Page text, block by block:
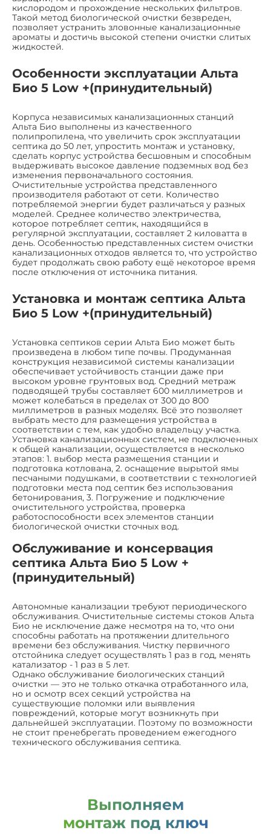
кислородом и прохождение нескольких фильтров.
Такой метод биологической очистки безвреден,
позволяет устранить зловонные канализационные
ароматы и достичь высокой степени очистки слитых
жидкостей.
Особенности эксплуатации Альта
Био 5 Low +(принудительный)
Корпуса независимых канализационных станций
Альта Био выполнены из качественного
полипропилена, что увеличить срок эксплуатации
септика до 50 лет, упростить монтаж и установку,
сделать корпус устройства бесшовным и способным
выдерживать высокое давление подземных вод без
изменения первоначального состояния.
Очистительные устройства представленного
производителя работают от сети. Количество
потребляемой энергии будет различаться у разных
моделей. Среднее количество электричества,
которое потребляет септик, находящийся в
регулярной эксплуатации, составляет 2 киловатта в
день. Особенностью представленных систем очистки
канализационных отходов является то, что устройство
будет продолжать свою работу ещё некоторое время
после отключения от источника питания.
Установка и монтаж септика Альта
Био 5 Low +(принудительный)
Установка септиков серии Альта Био может быть
произведена в любом типе почвы. Продуманная
конструкция независимой системы канализации
обеспечивает устойчивость станции даже при
высоком уровне грунтовых вод. Средний метраж
подводящей трубы составляет 600 миллиметров и
может колебаться в пределах от 300 до 800
миллиметров в разных моделях. Всё это позволяет
выбрать место для размещения устройства в
соответствии с тем, как удобно владельцу участка.
Установка канализационных систем, не подключенных
к общей канализации, осуществляется в несколько
этапов: 1. выбор места размещения станции и
подготовка котлована, 2. оснащение вырытой ямы
песчаными подушками, в соответствии с технологией
подготовки места под септик без использования
бетонирования, 3. Погружение и подключение
очистительного устройства, проверка
работоспособности всех элементов станции
биологической очистки сточных вод.
Обслуживание и консервация
септика Альта Био 5 Low +
(принудительный)
Автономные канализации требуют периодического
обслуживания. Очистительные системы стоков Альта
Био не исключение даже несмотря на то, что они
способны работать на протяжении длительного
времени без обслуживания. Чистку первичного
отстойника следует осуществлять 1 раз в год, менять
катализатор - 1 раз в 5 лет.
Однако обслуживание биологических станций
очистки — это не только откачка отработанного ила,
но и осмотр всех секций устройства на
существующие поломки или выявления
повреждений, которые могут возникнуть при
дальнейшей эксплуатации. Поэтому по возможности
не стоит пренебрегать проведением ежегодного
технического обслуживания септика.
Выполняем
монтаж под ключ